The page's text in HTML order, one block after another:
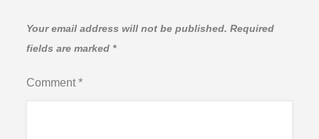
Your email address will not be published. Required
fields are marked *
Comment*